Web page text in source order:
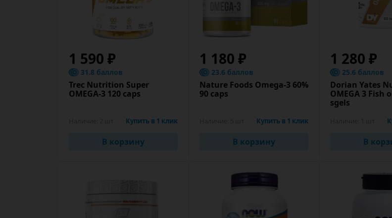
1 590 ₽
31.8 баллов
Trec Nutrition Super
OMEGA-3 120 caps
Купить в 1 клик
В корзину
1 180 ₽
23.6 баллов
Nature Foods Omega-3 60%
90 caps
Купить в 1 клик
В корзину
1 280 ₽
25.6 баллов
Dorian Yates
OMEGA 3 Fish
sgels
В